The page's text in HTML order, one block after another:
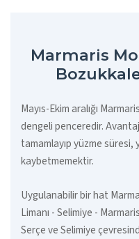
Marmaris
Mayıs-Ekim aralığı
dengeli penceredir.
tamamlayıp yüzme
kaybetmemektir.
Uygulanabilir bir hat
Limanı - Selimiye -
Serçe ve Selimiye